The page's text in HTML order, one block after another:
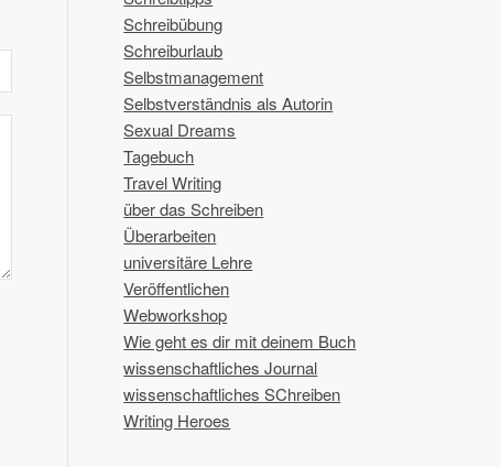
Schreibübung
Schreiburlaub
Selbstmanagement
Selbstverständnis als Autorin
Sexual Dreams
Tagebuch
Travel Writing
über das Schreiben
Überarbeiten
universitäre Lehre
Veröffentlichen
Webworkshop
Wie geht es dir mit deinem Buch
wissenschaftliches Journal
wissenschaftliches SChreiben
Writing Heroes